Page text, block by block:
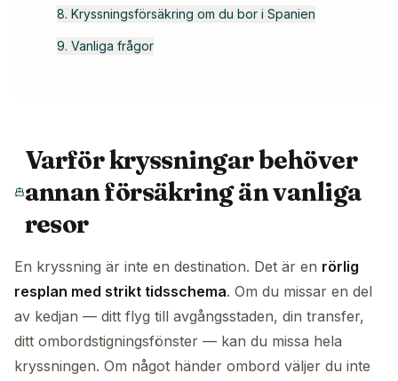
8. Kryssningsförsäkring om du bor i Spanien
9. Vanliga frågor
Varför kryssningar behöver
annan försäkring än vanliga
resor
En kryssning är inte en destination. Det är en rörlig
resplan med strikt tidsschema. Om du missar en del
av kedjan — ditt flyg till avgångsstaden, din transfer,
ditt ombordstigningsfönster — kan du missa hela
kryssningen. Om något händer ombord väljer du inte